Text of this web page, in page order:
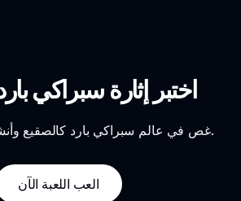
اختبر إثارة سبراكي
غص في عالم سبراكي بارد كالصقيع وأنشئ إيقاعات جليدية.
العب اللعبة الآن